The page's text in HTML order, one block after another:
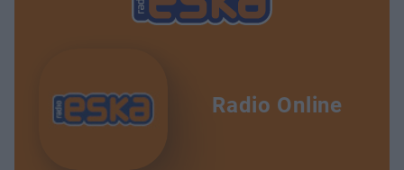
Radio Online